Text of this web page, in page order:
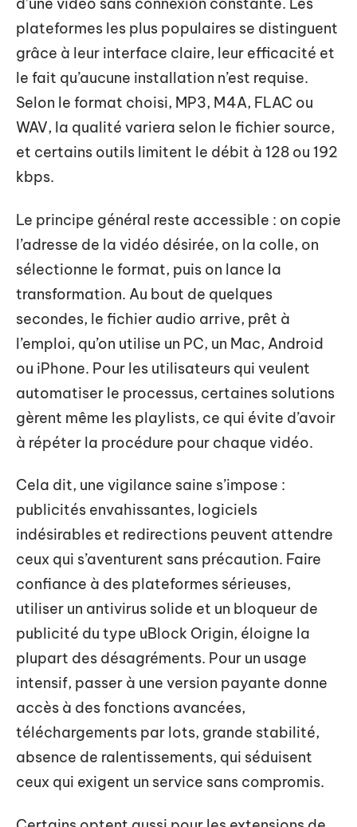
plateformes les plus populaires se distinguent
grâce à leur interface claire, leur efficacité et
le fait qu’aucune installation n’est requise.
Selon le format choisi, MP3, M4A, FLAC ou
WAV, la qualité variera selon le fichier source,
et certains outils limitent le débit à 128 ou 192
kbps.
Le principe général reste accessible : on copie
l’adresse de la vidéo désirée, on la colle, on
sélectionne le format, puis on lance la
transformation. Au bout de quelques
secondes, le fichier audio arrive, prêt à
l’emploi, qu’on utilise un PC, un Mac, Android
ou iPhone. Pour les utilisateurs qui veulent
automatiser le processus, certaines solutions
gèrent même les playlists, ce qui évite d’avoir
à répéter la procédure pour chaque vidéo.
Cela dit, une vigilance saine s’impose :
publicités envahissantes, logiciels
indésirables et redirections peuvent attendre
ceux qui s’aventurent sans précaution. Faire
confiance à des plateformes sérieuses,
utiliser un antivirus solide et un bloqueur de
publicité du type uBlock Origin, éloigne la
plupart des désagréments. Pour un usage
intensif, passer à une version payante donne
accès à des fonctions avancées,
téléchargements par lots, grande stabilité,
absence de ralentissements, qui séduisent
ceux qui exigent un service sans compromis.